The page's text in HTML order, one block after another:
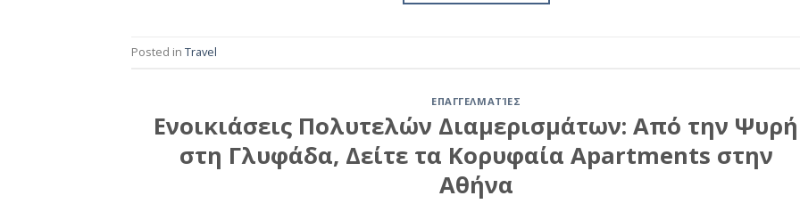
Posted in Travel
ΕΠΑΓΓΕΛΜΑΤΊΕΣ
Ενοικιάσεις Πολυτελών Διαμερισμάτων: Από την Ψυρή
στη Γλυφάδα, Δείτε τα Κορυφαία Apartments στην
Αθήνα